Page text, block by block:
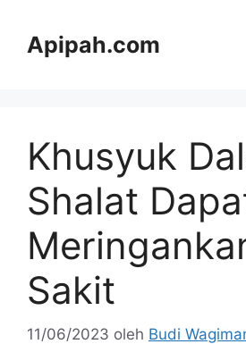
Apipah.com
Khusyuk
Shalat
Sakit
11/06/2023 oleh Budi